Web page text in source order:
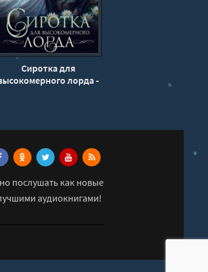
Сиротка для
лорда -
послушать как новые
аудиокнигами!